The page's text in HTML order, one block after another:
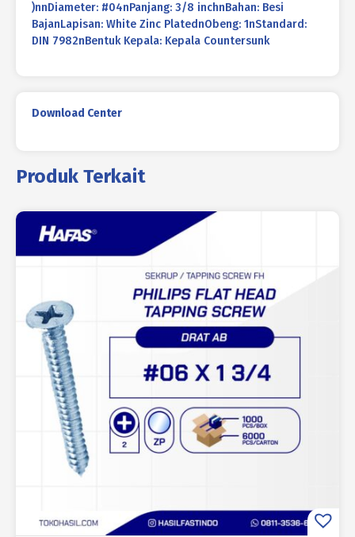
)nnDiameter: #04nPanjang: 3/8 inchnBahan: Besi
BajanLapisan: White Zinc PlatednObeng: 1nStandard:
DIN 7982nBentuk Kepala: Kepala Countersunk
Download Center
Produk Terkait